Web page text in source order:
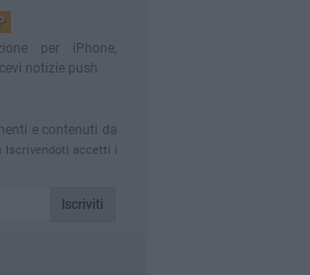
per iPhone,
notizie push
e contenuti da
Iscrivendoti accetti i
Iscriviti